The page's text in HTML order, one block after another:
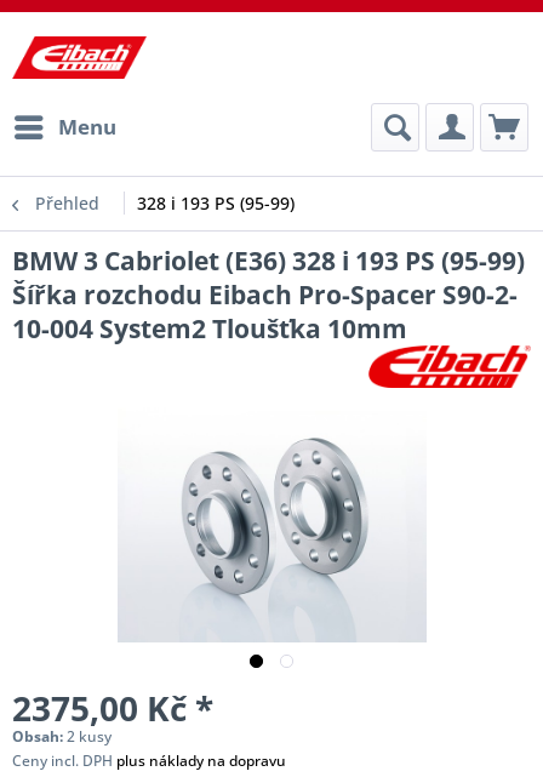
Menu
Přehled 328 i 193 PS (95-99)
BMW 3 Cabriolet (E36) 328 i 193 PS (95-99)
Šířka rozchodu Eibach Pro-Spacer S90-2-
10-004 System2 Tloušťka 10mm
2375,00 Kč *
Obsah:2 kusy
Ceny incl. DPH plus náklady na dopravu